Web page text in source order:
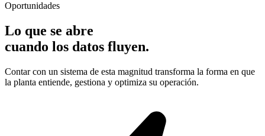
Oportunidades
Lo que se abre
cuando los datos fluyen.
Contar con un sistema de esta magnitud transforma la forma en que
la planta entiende, gestiona y optimiza su operación.